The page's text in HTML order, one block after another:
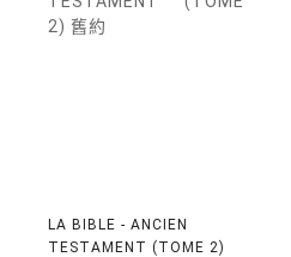
LA BIBLE - ANCIEN
TESTAMENT (TOME 2)